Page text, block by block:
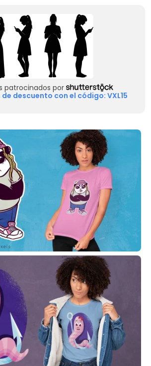
patrocinados por
de descuento con el código: VXL15